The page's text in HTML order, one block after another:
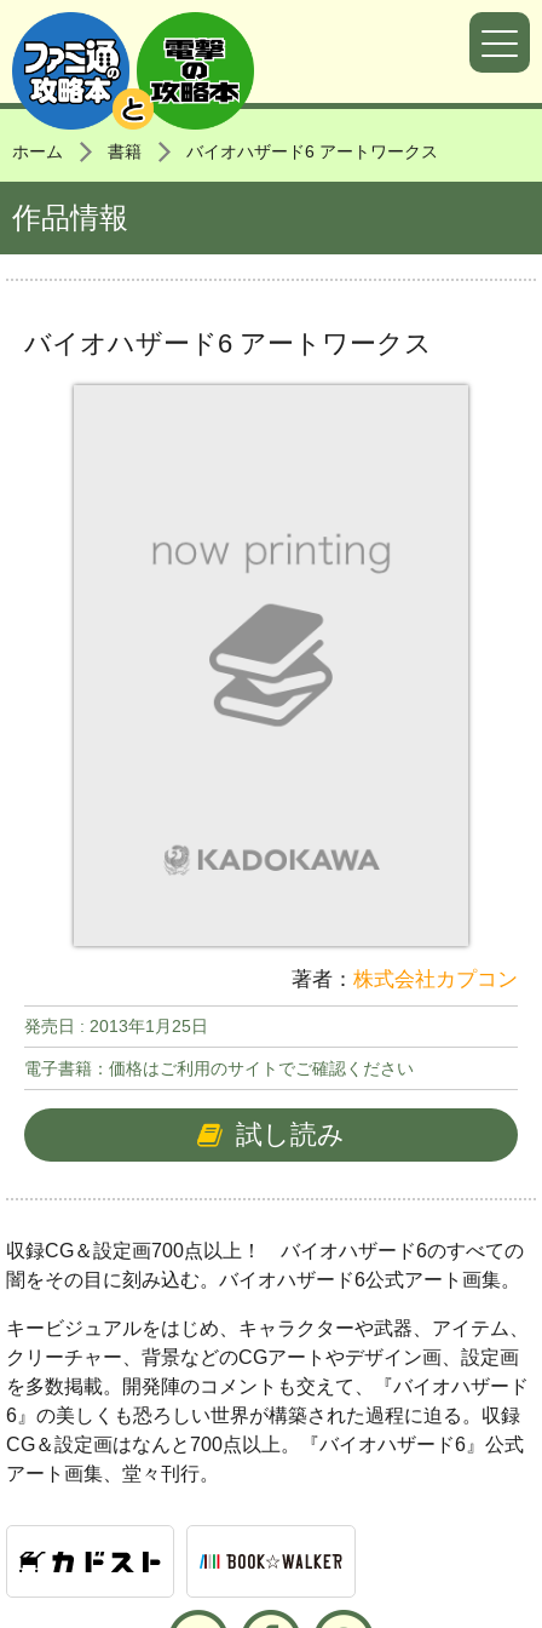
ホーム 書籍 バイオハザード6 アートワークス
作品情報
バイオハザード6 アートワークス
著者： 株式会社カプコン
発売日 : 2013年1月25日
電子書籍：価格はご利用のサイトでご確認ください
試し読み
収録CG＆設定画700点以上！ バイオハザード6のすべての
闇をその目に刻み込む。バイオハザード6公式アート画集。
キービジュアルをはじめ、キャラクターや武器、アイテム、
クリーチャー、背景などのCGアートやデザイン画、設定画
を多数掲載。開発陣のコメントも交えて、『バイオハザード
6』の美しくも恐ろしい世界が構築された過程に迫る。収録
CG＆設定画はなんと700点以上。『バイオハザード6』公式
アート画集、堂々刊行。